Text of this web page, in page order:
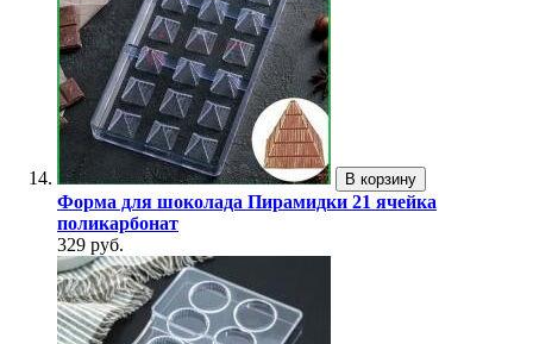
В корзину
Форма для шоколада Пирамидки 21 ячейка
поликарбонат
329 руб.